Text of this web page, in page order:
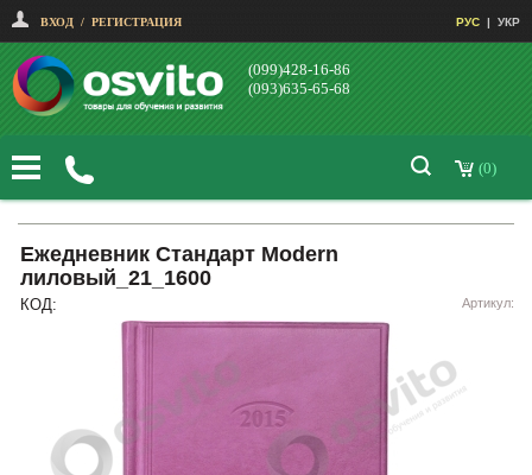
ВХОД / РЕГИСТРАЦИЯ РУС | УКР
(099)428-16-86
(093)635-65-68
(0)
Ежедневник Стандарт Modern
лиловый_21_1600
КОД: Артикул: